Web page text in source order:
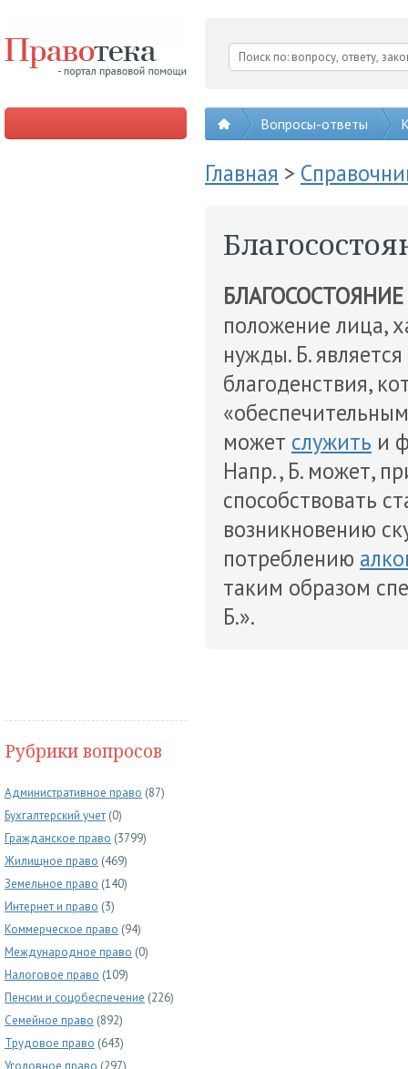
Вопросы-ответы
Рубрики вопросов
Административное право (87)
Бухгалтерский учет (0)
Гражданское право (3799)
Жилищное право (469)
Земельное право (140)
Интернет и право (3)
Коммерческое право (94)
Международное право (0)
Налоговое право (109)
Пенсии и соцобеспечение (226)
Семейное право (892)
Трудовое право (643)
Уголовное право (297)
Главная >
БЛАГОСОСТОЯНИЕ
положение лица,
нужды. Б.
благоденствия,
может служить и
Напр., Б. может,
способствовать
возникновению
потреблению
таким образом
Б.».